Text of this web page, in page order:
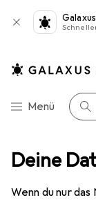
Deine
Wenn du nur
Galaxus
Navigation nach
Menü Suche
Spiele